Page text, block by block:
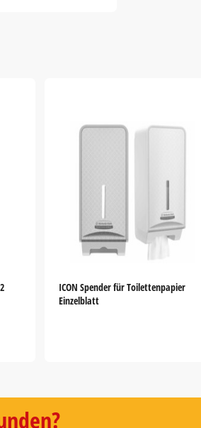
ICON Spender für Toilettenpapier
Einzelblatt